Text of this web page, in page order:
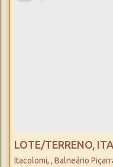
LOTE/TERRENO,
PIÇARRAS
Itacolomi , Balneário